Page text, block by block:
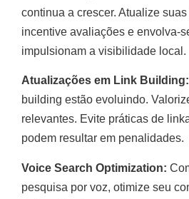
continua a crescer. Atualize
incentive avaliações e envolva-
impulsionam a visibilidade local.
Atualizações em Link Building:
building estão evoluindo.
relevantes. Evite práticas de
podem resultar em penalidades.
Voice Search Optimization:
pesquisa por voz, otimize seu